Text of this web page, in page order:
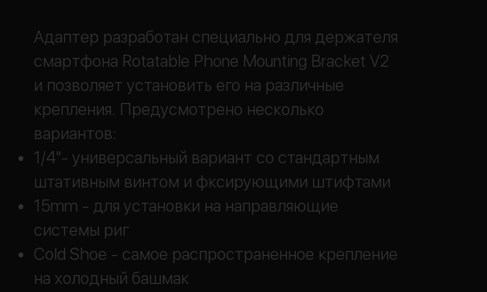
Адаптер разработан специально для держателя
смартфона Rotatable Phone Mounting Bracket V2
и позволяет установить его на различные
крепления. Предусмотрено несколько
вариантов:
1/4"- универсальный вариант со стандартным
штативным винтом и фксирующими штифтами
15mm - для установки на направляющие
системы риг
Cold Shoe - самое распространенное крепление
на холодный башмак